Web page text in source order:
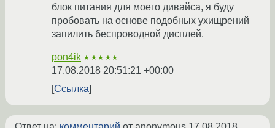
блок питания для моего дивайса, я буду
пробовать на основе подобных ухищрений
запилить беспроводной дисплей.
pon4ik ★★★★★
17.08.2018 20:51:21 +00:00
Ссылка